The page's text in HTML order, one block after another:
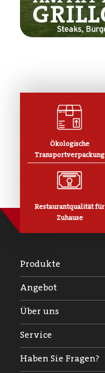
Ökologische
Transportverpackung
Restaurantqualität für
Zuhause
Produkte
Angebot
Über uns
Service
Haben Sie Fragen?